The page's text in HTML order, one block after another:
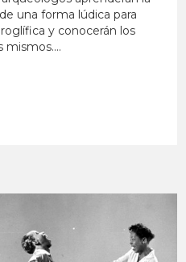
una forma lúdica para
y conocerán los
mismos....